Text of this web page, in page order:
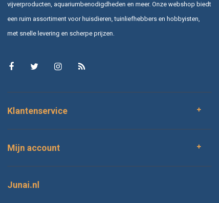
vijverproducten, aquariumbenodigdheden en meer. Onze webshop biedt
een ruim assortiment voor huisdieren, tuinliefhebbers en hobbyisten,
met snelle levering en scherpe prijzen.
Klantenservice
Mijn account
Junai.nl